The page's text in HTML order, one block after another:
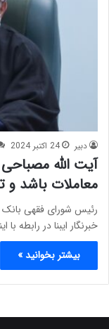
دبیر 24 اکتبر 2024
آیت الله
معاملات باشد
رئیس شورای فقهی
خبرنگار ایبنا در رابطه با
بیشتر بخوانید »